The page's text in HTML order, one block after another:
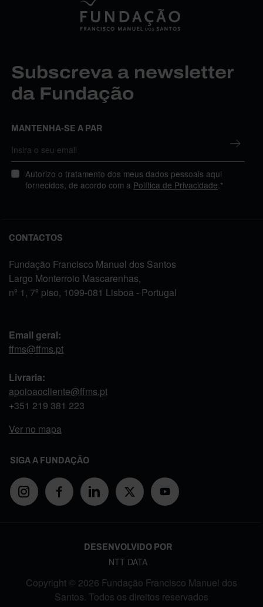
Subscreva a newsletter
da Fundação
MANTENHA-SE A PAR
Autorizo o tratamento dos meus dados pessoais aqui
fornecidos, de acordo com a Política de Privacidade .*
CONTACTOS
Fundação Francisco Manuel dos Santos
Largo Monterroio Mascarenhas,
nº 1, 7º piso, 1099-081 Lisboa - Portugal
Email geral:
ffms@ffms.pt
Livraria:
apoioaocliente@ffms.pt
+351 219 381 223
Ver no mapa
SIGA A FUNDAÇÃO
DESENVOLVIDO POR
NTT DATA
Copyright © 2026 Fundação Francisco Manuel dos
Santos. Todos os direitos reservados